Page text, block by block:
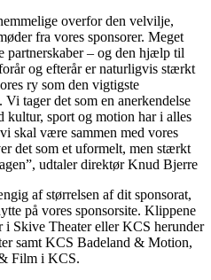
overfor den velvilje,
fra vores sponsorer. Meget
partnerskaber – og den hjælp til
og efterår er naturligvis stærkt
ry som den vigtigste
tager det som en anerkendelse
kultur, sport og motion har i alles
skal være sammen med vores
det som et uformelt, men stærkt
udtaler direktør Knud Bjerre
af størrelsen af dit sponsorat,
på vores sponsorsite. Klippene
i Skive Theater eller KCS herunder
samt KCS Badeland & Motion,
Film i KCS.